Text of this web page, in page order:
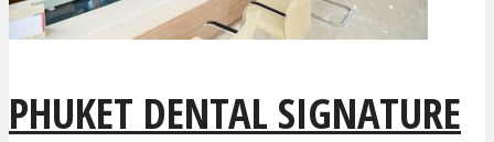
PHUKET DENTAL SIGNATURE